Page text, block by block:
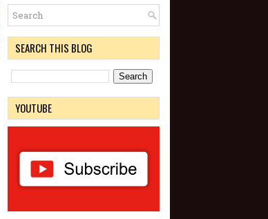
SEARCH THIS BLOG
YOUTUBE